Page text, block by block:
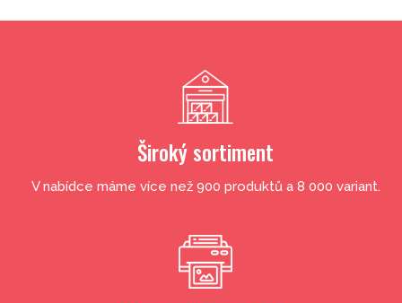
Široký sortiment
V nabídce máme více než 900 produktů a 8 000 variant.